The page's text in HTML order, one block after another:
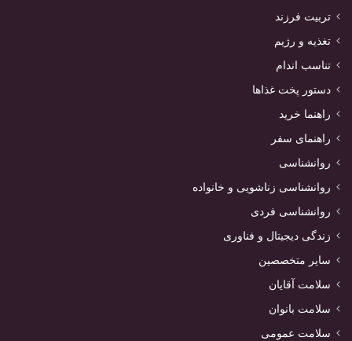
تربیت فرزند
تغذیه و رژیم
تناسب اندام
دستور پخت غذاها
راهنما خرید
راهنمای سفر
روانشناسی
روانشناسی زناشویی و خانواده
روانشناسی فردی
زندگی دیجیتال و فناوری
سایر متخصصین
سلامت آقایان
سلامت بانوان
سلامت عمومی